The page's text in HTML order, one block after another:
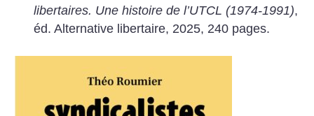
libertaires. Une histoire de l’UTCL (1974-1991),
éd. Alternative libertaire, 2025, 240 pages.